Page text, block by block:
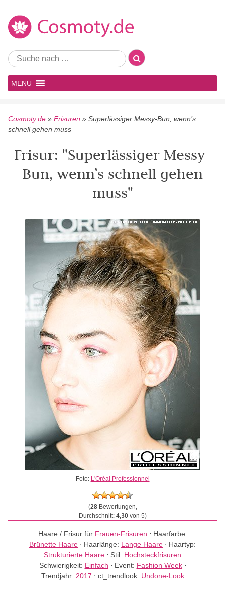
MENU
Cosmoty.de » Frisuren » Superlässiger Messy-Bun, wenn’s
schnell gehen muss
Frisur: "Superlässiger Messy-
Bun, wenn’s schnell gehen
muss"
Foto: L'Oréal Professionnel
(28Bewertungen,
Durchschnitt: 4,30von 5)
Haare / Frisur für Frauen-Frisuren ⋅ Haarfarbe:
Brünette Haare ⋅ Haarlänge: Lange Haare ⋅ Haartyp:
Strukturierte Haare ⋅ Stil: Hochsteckfrisuren
Schwierigkeit: Einfach ⋅ Event: Fashion Week⋅
Trendjahr: 2017 ⋅ ct_trendlook: Undone-Look